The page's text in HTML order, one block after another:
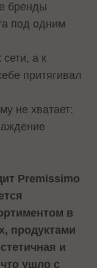
бренды
под одним
а к
притягивал
не хватает:
Premissimo
в
продуктами
и
ушло с